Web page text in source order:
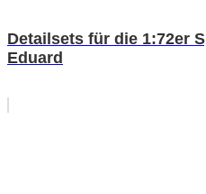
Detailsets für die 1:72er
Eduard